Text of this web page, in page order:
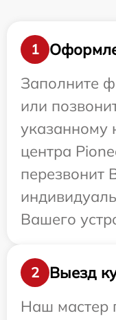
1
Заполните
или
указанному
центра
перезвонит
Вашего
2
Выезд
Наш мастер